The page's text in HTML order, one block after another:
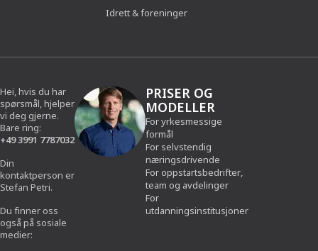
Idrett & foreninger
Hei, hvis du har
spørsmål, hjelper
vi deg gjerne.
Bare ring:
+49 3991 7787032
Din
kontaktperson er
Stefan Petri.
Du finner oss
også på sosiale
medier:
PRISER OG
MODELLER
For yrkesmessige
formål
For selvstendig
næringsdrivende
For oppstartsbedrifter,
team og avdelinger
For
utdanningsinstitusjoner